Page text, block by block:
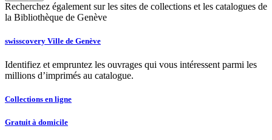
Recherchez également sur les sites de collections et les catalogues de
la Bibliothèque de Genève
swisscovery Ville de Genève
Identifiez et empruntez les ouvrages qui vous intéressent parmi les
millions d’imprimés au catalogue.
Collections en ligne
Gratuit à domicile